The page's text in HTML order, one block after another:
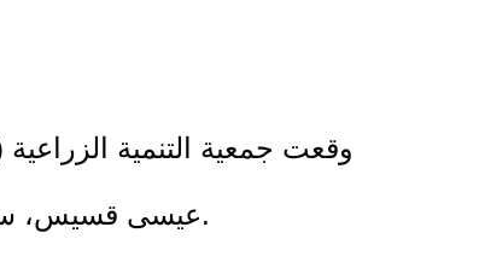
وقعت جمعية التنمية الزراعية
عيسى قسيس، سلسلة اتفاقيات شراكة وتفاهم تهدف إلى تنفيذ نماذج ريّ زراعي باستخدام المياه المعالجة.